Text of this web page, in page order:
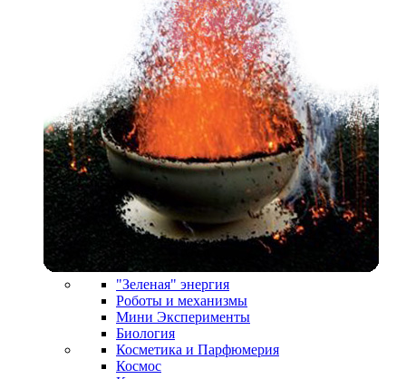
"Зеленая" энергия
Роботы и механизмы
Мини Эксперименты
Биология
Косметика и Парфюмерия
Космос